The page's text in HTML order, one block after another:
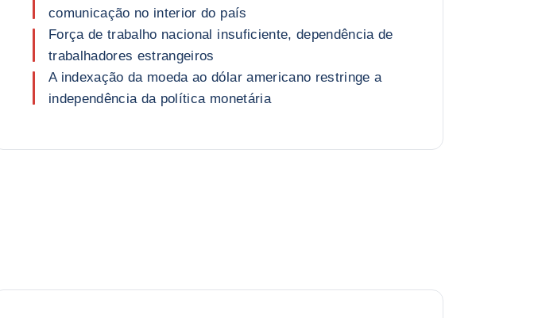
comunicação no interior do país
Força de trabalho nacional insuficiente, dependência de
trabalhadores estrangeiros
A indexação da moeda ao dólar americano restringe a
independência da política monetária